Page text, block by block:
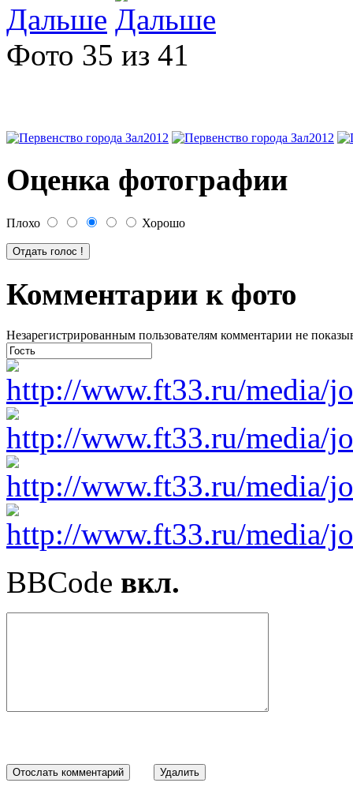
Дальше
Фото 35 из 41
Оценка фотографии
Плохо Хорошо
Комментарии к фото
Незарегистрированным пользователям комментарии не
BBCode вкл.